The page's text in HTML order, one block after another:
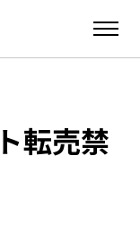
転売禁